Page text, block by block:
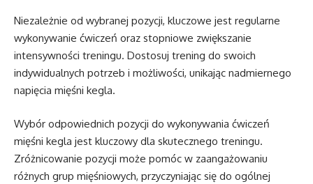
Niezależnie od wybranej pozycji, kluczowe jest regularne
wykonywanie ćwiczeń oraz stopniowe zwiększanie
intensywności treningu. Dostosuj trening do swoich
indywidualnych potrzeb i możliwości, unikając nadmiernego
napięcia mięśni kegla.
Wybór odpowiednich pozycji do wykonywania ćwiczeń
mięśni kegla jest kluczowy dla skutecznego treningu.
Zróżnicowanie pozycji może pomóc w zaangażowaniu
różnych grup mięśniowych, przyczyniając się do ogólnej